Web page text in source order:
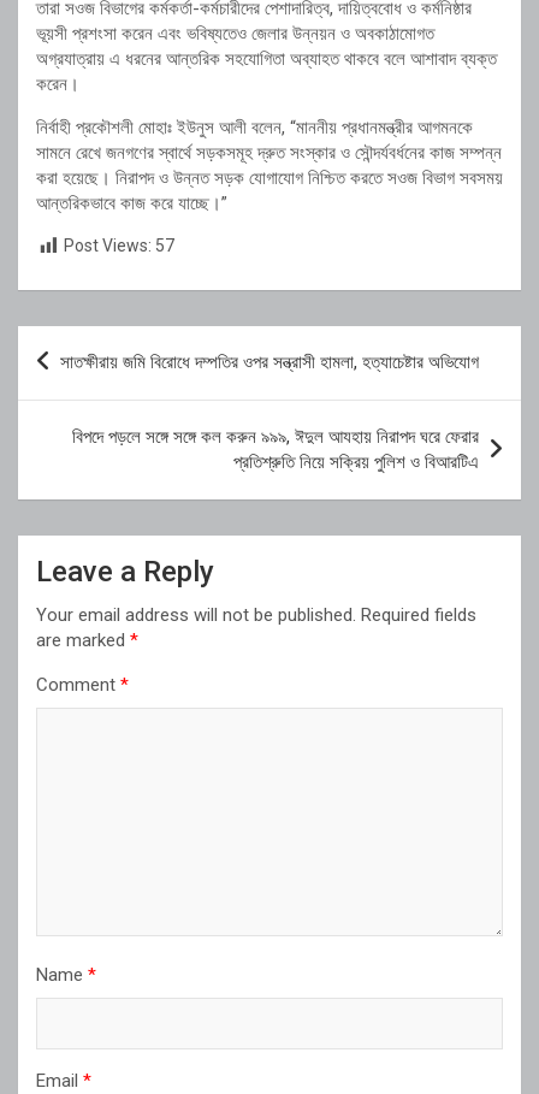
তারা সওজ বিভাগের কর্মকর্তা-কর্মচারীদের পেশাদারিত্ব, দায়িত্ববোধ ও কর্মনিষ্ঠার
ভূয়সী প্রশংসা করেন এবং ভবিষ্যতেও জেলার উন্নয়ন ও অবকাঠামোগত
অগ্রযাত্রায় এ ধরনের আন্তরিক সহযোগিতা অব্যাহত থাকবে বলে আশাবাদ ব্যক্ত
করেন।
নির্বাহী প্রকৌশলী মোহাঃ ইউনুস আলী বলেন, “মাননীয় প্রধানমন্ত্রীর আগমনকে
সামনে রেখে জনগণের স্বার্থে সড়কসমূহ দ্রুত সংস্কার ও সৌন্দর্যবর্ধনের কাজ সম্পন্ন
করা হয়েছে। নিরাপদ ও উন্নত সড়ক যোগাযোগ নিশ্চিত করতে সওজ বিভাগ সবসময়
আন্তরিকভাবে কাজ করে যাচ্ছে।”
Post Views: 57
Post
সাতক্ষীরায় জমি বিরোধে দম্পতির ওপর সন্ত্রাসী হামলা, হত্যাচেষ্টার অভিযোগ
বিপদে পড়লে সঙ্গে সঙ্গে কল করুন ৯৯৯, ঈদুল আযহায় নিরাপদ ঘরে ফেরার
প্রতিশ্রুতি নিয়ে সক্রিয় পুলিশ ও বিআরটিএ
Leave a Reply
Your email address will not be published. Required fields
are marked *
Comment *
Name *
Email *